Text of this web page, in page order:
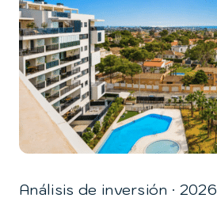
Análisis de inversión · 2026